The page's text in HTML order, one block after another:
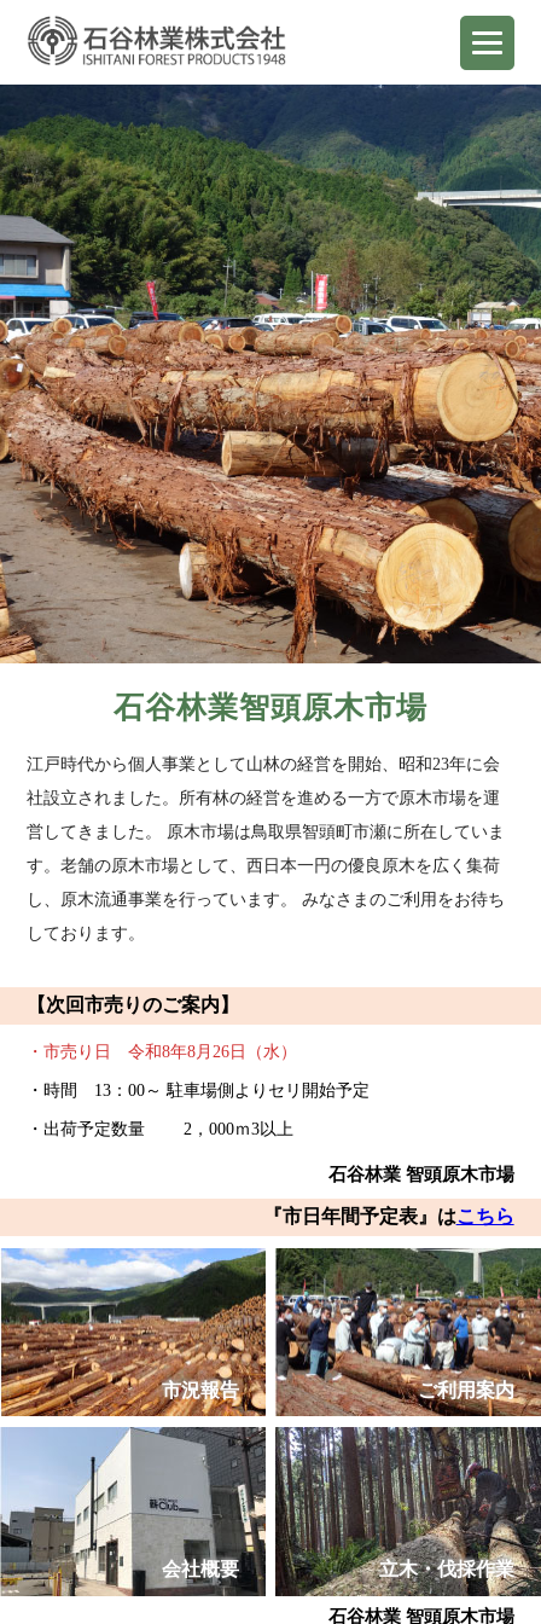
石谷林業智頭原木市場
江戸時代から個人事業として山林の経営を開始、昭和23年に会
社設立されました。所有林の経営を進める一方で原木市場を運
営してきました。 原木市場は鳥取県智頭町市瀬に所在していま
す。老舗の原木市場として、西日本一円の優良原木を広く集荷
し、原木流通事業を行っています。 みなさまのご利用をお待ち
しております。
【次回市売りのご案内】
・市売り日 令和8年8月26日（水）
・時間 13：00～ 駐車場側よりセリ開始予定
・出荷予定数量 2，000ｍ3以上
石谷林業 智頭原木市場
『市日年間予定表』はこちら
市況報告 ご利用案内
会社概要 立木・伐採作業
石谷林業 智頭原木市場